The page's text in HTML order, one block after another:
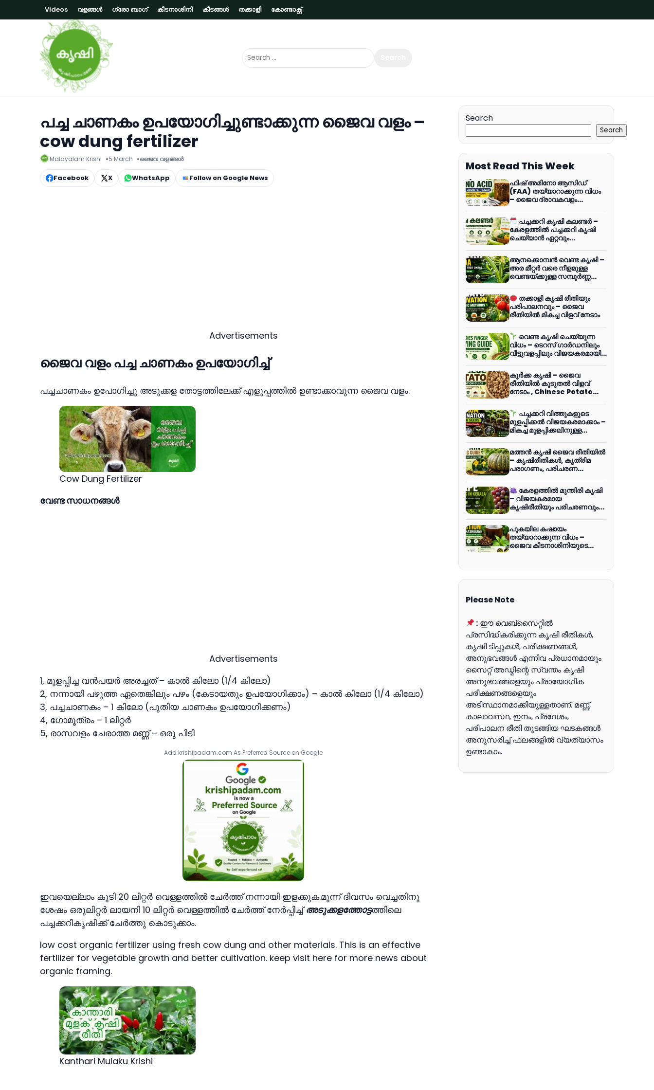
Videos വളങ്ങള്‍ ഗ്രോ ബാഗ്‌ കീടനാശിനി കീടങ്ങള്‍ തക്കാളി കോണ്ടാക്റ്റ്‌
പച്ച ചാണകം ഉപയോഗിച്ചുണ്ടാക്കുന്ന ജൈവ വളം –
cow dung fertilizer
Malayalam Krishi 5 March ജൈവ വളങ്ങള്‍
Facebook X WhatsApp Follow on Google News
Advertisements
ജൈവ വളം പച്ച ചാണകം ഉപയോഗിച്ച്
പച്ചചാണകം ഉപോഗിച്ചു അടുക്കള തോട്ടത്തിലേക്ക് എളുപ്പത്തില്‍ ഉണ്ടാക്കാവുന്ന ജൈവ വളം.
Cow Dung Fertilizer
വേണ്ട സാധനങ്ങള്‍
Advertisements
1, മുളപ്പിച്ച വന്‍പയര്‍ അരച്ചത് – കാല്‍ കിലോ (1/4 കിലോ)
2, നന്നായി പഴുത്ത ഏതെങ്കിലും പഴം (കേടായതും ഉപയോഗിക്കാം) – കാല്‍ കിലോ (1/4 കിലോ)
3, പച്ചചാണകം – 1 കിലോ (പുതിയ ചാണകം ഉപയോഗിക്കണം)
4, ഗോമൂത്രം – 1 ലിറ്റര്‍
5, രാസവളം ചേരാത്ത മണ്ണ് – ഒരു പിടി
Add krishipadam.com As Preferred Source on Google
ഇവയെല്ലാം കൂടി 20 ലിറ്റര്‍ വെള്ളത്തില്‍ ചേര്‍ത്ത് നന്നായി ഇളക്കുക.മൂന്ന് ദിവസം വെച്ചതിനു
ശേഷം ഒരുലിറ്റര്‍ ലായനി 10 ലിറ്റര്‍ വെള്ളത്തില്‍ ചേര്‍ത്ത് നേര്‍പ്പിച്ച്അടുക്കളത്തോട്ടത്തിലെ
പച്ചക്കറികൃഷിക്ക് ചേര്‍ത്തു കൊടുക്കാം.
low cost organic fertilizer using fresh cow dung and other materials. This is an effective
fertilizer for vegetable growth and better cultivation. keep visit here for more news about
organic framing.
Kanthari Mulaku Krishi
Search
Search
Most Read This Week
ഫിഷ് അമിനോ ആസിഡ്
(FAA) തയ്യാറാക്കുന്ന വിധം
– ജൈവ ദ്രാവകവളം
ഉപയോഗിക്കാം (വീഡിയോ)
പച്ചക്കറി കൃഷി കലണ്ടർ –
കേരളത്തിൽ പച്ചക്കറി കൃഷി
ചെയ്യാൻ ഏറ്റവും
ആനക്കൊമ്പൻ വെണ്ട കൃഷി –
അര മീറ്റർ വരെ നീളമുള്ള
വെണ്ടയ്ക്കുള്ള സമ്പൂർണ്ണ
തക്കാളി കൃഷി രീതിയും
പരിപാലനവും – ജൈവ
രീതിയിൽ മികച്ച വിളവ് നേടാം
വെണ്ട കൃഷി ചെയ്യുന്ന
വിധം – ടെറസ് ഗാർഡനിലും
വീട്ടുവളപ്പിലും വിജയകരമായി
കൂർക്ക കൃഷി – ജൈവ
രീതിയിൽ കൂടുതൽ വിളവ്
നേടാം , Chinese Potato
Guide
പച്ചക്കറി വിത്തുകളുടെ
മുളപ്പിക്കൽ വിജയകരമാക്കാം –
മികച്ച മുളപ്പിക്കലിനുള്ള
(വീഡിയോ)
മത്തന്‍ കൃഷി ജൈവ രീതിയില്‍
– കൃഷിരീതികള്‍, കൃത്രിമ
പരാഗണം, പരിചരണ
കേരളത്തിൽ മുന്തിരി കൃഷി
– വിജയകരമായ
കൃഷിരീതിയും പരിചരണവും
പുകയില കഷായം
തയ്യാറാക്കുന്ന വിധം –
ജൈവ കീടനാശിനിയുടെ
Please Note
: ഈ വെബ്സൈറ്റിൽ
പ്രസിദ്ധീകരിക്കുന്ന കൃഷി രീതികൾ,
കൃഷി ടിപ്പുകൾ, പരീക്ഷണങ്ങൾ,
അനുഭവങ്ങൾ എന്നിവ പ്രധാനമായും
സൈറ്റ് അഡ്മിന്റെ സ്വന്തം കൃഷി
അനുഭവങ്ങളെയും പ്രായോഗിക
പരീക്ഷണങ്ങളെയും
അടിസ്ഥാനമാക്കിയുള്ളതാണ്. മണ്ണ്,
കാലാവസ്ഥ, ഇനം, പ്രദേശം,
പരിപാലന രീതി തുടങ്ങിയ ഘടകങ്ങൾ
അനുസരിച്ച് ഫലങ്ങളിൽ വ്യത്യാസം
ഉണ്ടാകാം.